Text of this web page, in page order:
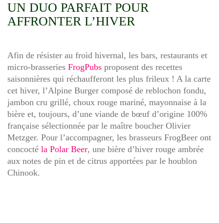
UN DUO PARFAIT POUR
AFFRONTER L’HIVER
Afin de résister au froid hivernal, les bars, restaurants et
micro-brasseries FrogPubs proposent des recettes
saisonnières qui réchaufferont les plus frileux ! A la carte
cet hiver, l’Alpine Burger composé de reblochon fondu,
jambon cru grillé, choux rouge mariné, mayonnaise à la
bière et, toujours, d’une viande de bœuf d’origine 100%
française sélectionnée par le maître boucher Olivier
Metzger. Pour l’accompagner, les brasseurs FrogBeer ont
concocté la Polar Beer, une bière d’hiver rouge ambrée
aux notes de pin et de citrus apportées par le houblon
Chinook.